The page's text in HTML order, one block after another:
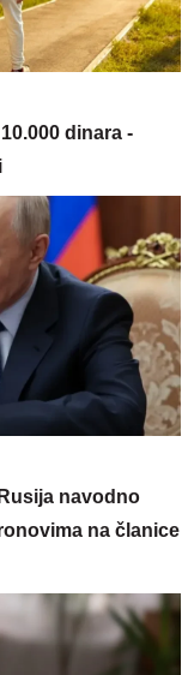
dinara -
navodno
na članice